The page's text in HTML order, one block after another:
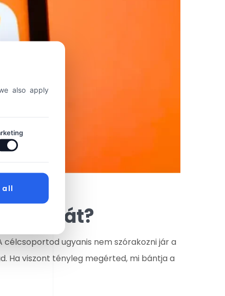
ugyanis nem szórakozni jár a
Ha viszont tényleg megérted, mi bántja a
also apply
all